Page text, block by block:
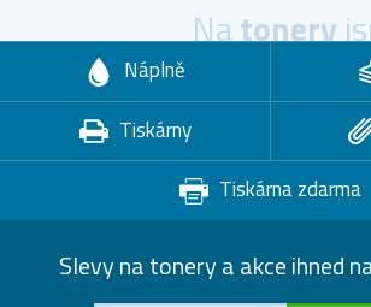
Natonery
Náplně
Tiskárny
Tiskárna zdarma
Slevy na tonery a akce ihned